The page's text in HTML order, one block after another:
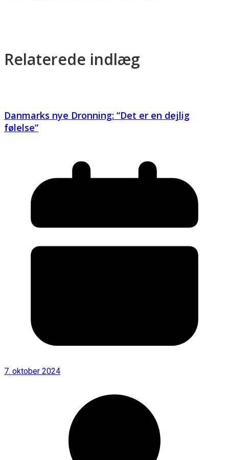
Relaterede indlæg
Danmarks nye Dronning: “Det er en dejlig
følelse”
7. oktober 2024